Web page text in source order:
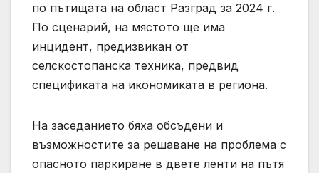
по пътищата на област Разград за 2024 г.
По сценарий, на мястото ще има
инцидент, предизвикан от
селскостопанска техника, предвид
спецификата на икономиката в региона.
На заседанието бяха обсъдени и
възможностите за решаване на проблема с
опасното паркиране в двете ленти на пътя